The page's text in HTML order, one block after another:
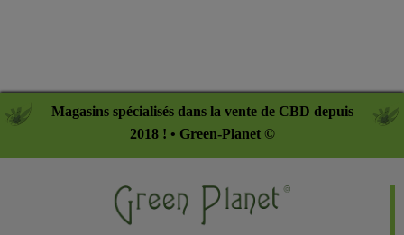
Magasins spécialisés dans la vente de CBD depuis
2018 ! • Green-Planet ©